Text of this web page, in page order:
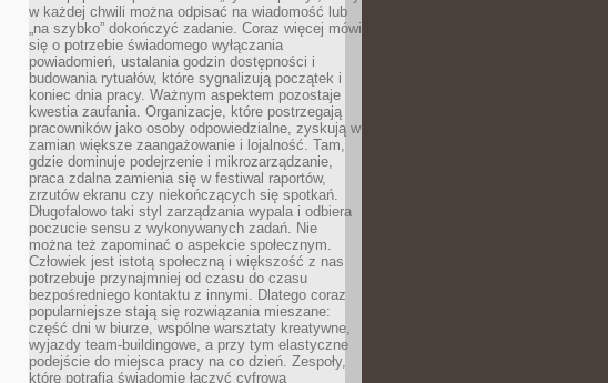
w każdej chwili można odpisać na wiadomość lub
„na szybko” dokończyć zadanie. Coraz więcej mówi
się o potrzebie świadomego wyłączania
powiadomień, ustalania godzin dostępności i
budowania rytuałów, które sygnalizują początek i
koniec dnia pracy. Ważnym aspektem pozostaje
kwestia zaufania. Organizacje, które postrzegają
pracowników jako osoby odpowiedzialne, zyskują w
zamian większe zaangażowanie i lojalność. Tam,
gdzie dominuje podejrzenie i mikrozarządzanie,
praca zdalna zamienia się w festiwal raportów,
zrzutów ekranu czy niekończących się spotkań.
Długofalowo taki styl zarządzania wypala i odbiera
poczucie sensu z wykonywanych zadań. Nie
można też zapominać o aspekcie społecznym.
Człowiek jest istotą społeczną i większość z nas
potrzebuje przynajmniej od czasu do czasu
bezpośredniego kontaktu z innymi. Dlatego coraz
popularniejsze stają się rozwiązania mieszane:
część dni w biurze, wspólne warsztaty kreatywne,
wyjazdy team-buildingowe, a przy tym elastyczne
podejście do miejsca pracy na co dzień. Zespoły,
które potrafią świadomie łączyć cyfrową